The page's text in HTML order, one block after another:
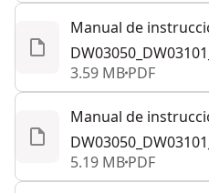
no es accesible para la
El usuario puede
tomar medidas
Manual de
3.59 MBPDF
Manual de
5.19 MBPDF